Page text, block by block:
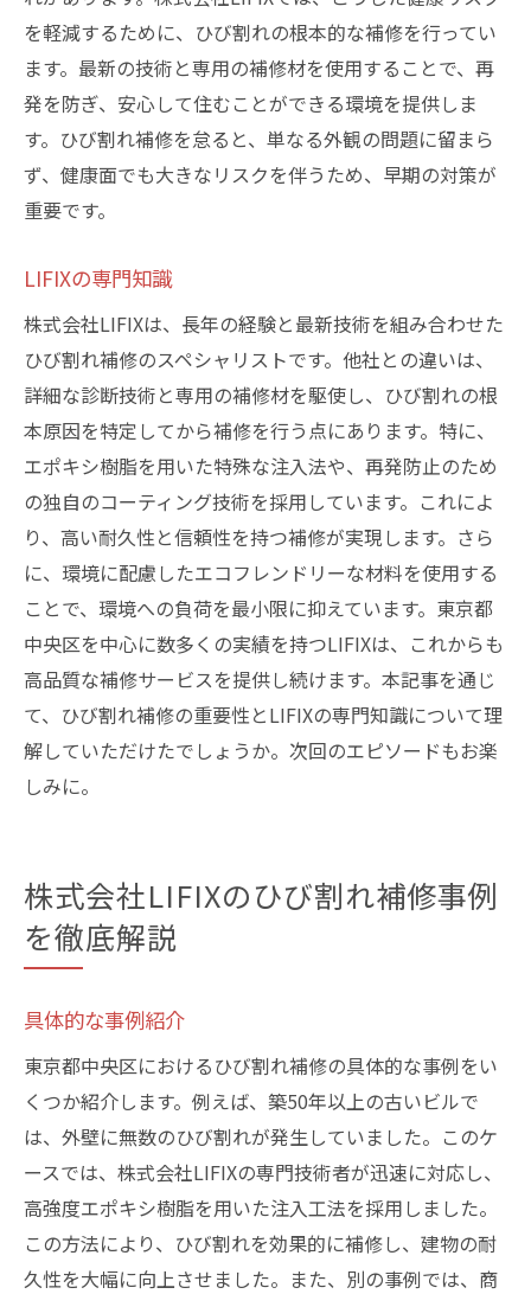
を軽減するために、ひび割れの根本的な補修を行ってい
ます。最新の技術と専用の補修材を使用することで、再
発を防ぎ、安心して住むことができる環境を提供しま
す。ひび割れ補修を怠ると、単なる外観の問題に留まら
ず、健康面でも大きなリスクを伴うため、早期の対策が
重要です。
LIFIXの専門知識
株式会社LIFIXは、長年の経験と最新技術を組み合わせた
ひび割れ補修のスペシャリストです。他社との違いは、
詳細な診断技術と専用の補修材を駆使し、ひび割れの根
本原因を特定してから補修を行う点にあります。特に、
エポキシ樹脂を用いた特殊な注入法や、再発防止のため
の独自のコーティング技術を採用しています。これによ
り、高い耐久性と信頼性を持つ補修が実現します。さら
に、環境に配慮したエコフレンドリーな材料を使用する
ことで、環境への負荷を最小限に抑えています。東京都
中央区を中心に数多くの実績を持つLIFIXは、これからも
高品質な補修サービスを提供し続けます。本記事を通じ
て、ひび割れ補修の重要性とLIFIXの専門知識について理
解していただけたでしょうか。次回のエピソードもお楽
しみに。
株式会社LIFIXのひび割れ補修事例
を徹底解説
具体的な事例紹介
東京都中央区におけるひび割れ補修の具体的な事例をい
くつか紹介します。例えば、築50年以上の古いビルで
は、外壁に無数のひび割れが発生していました。このケ
ースでは、株式会社LIFIXの専門技術者が迅速に対応し、
高強度エポキシ樹脂を用いた注入工法を採用しました。
この方法により、ひび割れを効果的に補修し、建物の耐
久性を大幅に向上させました。また、別の事例では、商